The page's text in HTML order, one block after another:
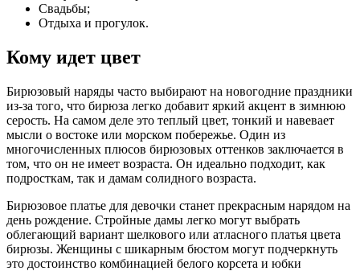
Свадьбы;
Отдыха и прогулок.
Кому идет цвет
Бирюзовый наряды часто выбирают на новогодние праздники
из-за того, что бирюза легко добавит яркий акцент в зимнюю
серость. На самом деле это теплый цвет, тонкий и навевает
мысли о востоке или морском побережье. Один из
многочисленных плюсов бирюзовых оттенков заключается в
том, что он не имеет возраста. Он идеально подходит, как
подросткам, так и дамам солидного возраста.
Бирюзовое платье для девочки станет прекрасным нарядом на
день рождение. Стройные дамы легко могут выбрать
облегающий вариант шелкового или атласного платья цвета
бирюзы. Женщины с шикарным бюстом могут подчеркнуть
это достоинство комбинацией белого корсета и юбки